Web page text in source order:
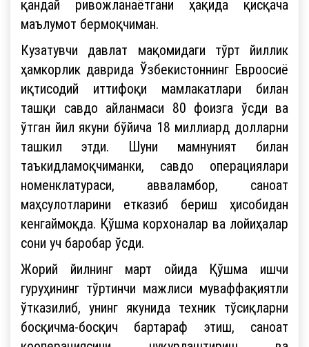
қандай ривожланаётгани ҳақида қисқача
маълумот бермоқчиман.
Кузатувчи давлат мақомидаги тўрт йиллик
ҳамкорлик даврида Ўзбекистоннинг Евроосиё
иқтисодий иттифоқи мамлакатлари билан
ташқи савдо айланмаси 80 фоизга ўсди ва
ўтган йил якуни бўйича 18 миллиард долларни
ташкил этди. Шуни мамнуният билан
таъкидламоқчиманки, савдо операциялари
номенклатураси, авваламбор, саноат
маҳсулотларини етказиб бериш ҳисобидан
кенгаймоқда. Қўшма корхоналар ва лойиҳалар
сони уч баробар ўсди.
Жорий йилнинг март ойида Қўшма ишчи
гуруҳининг тўртинчи мажлиси муваффақиятли
ўтказилиб, унинг якунида техник тўсиқларни
босқичма-босқич бартараф этиш, саноат